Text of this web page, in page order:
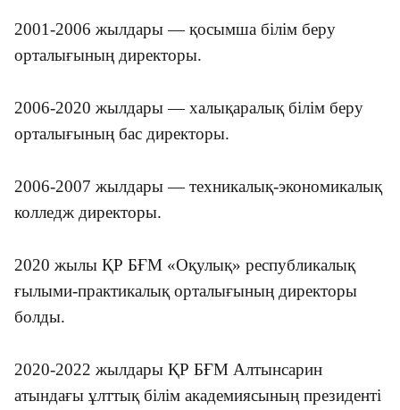
2001-2006 жылдары — қосымша білім беру
орталығының директоры.
2006-2020 жылдары — халықаралық білім беру
орталығының бас директоры.
2006-2007 жылдары — техникалық-экономикалық
колледж директоры.
2020 жылы ҚР БҒМ «Оқулық» республикалық
ғылыми-практикалық орталығының директоры
болды.
2020-2022 жылдары ҚР БҒМ Алтынсарин
атындағы ұлттық білім академиясының президенті